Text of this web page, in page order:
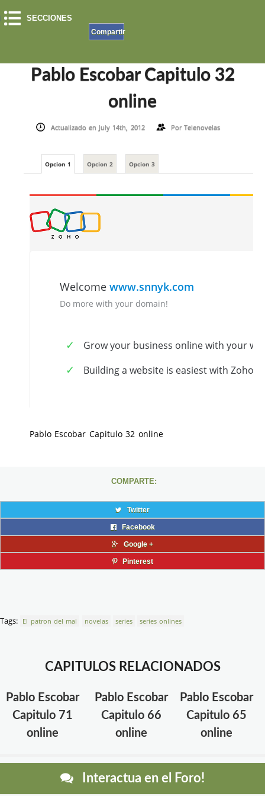
SECCIONES
Compartir
EL PATRON DEL MAL»PABLO ESCOBAR CAPITULO 32 ONLINE
Pablo Escobar Capitulo 32
online
Actualizado en July 14th, 2012 Por Telenovelas
Opcion 1 Opcion 2 Opcion 3
Pablo Escobar Capitulo 32 online
COMPARTE:
Twitter
Facebook
Google +
Pinterest
Tags: El patron del mal novelas series series onlines
CAPITULOS RELACIONADOS
Pablo Escobar
Capitulo 71
online
Pablo Escobar
Capitulo 66
online
Pablo Escobar
Capitulo 65
online
Interactua en el Foro!